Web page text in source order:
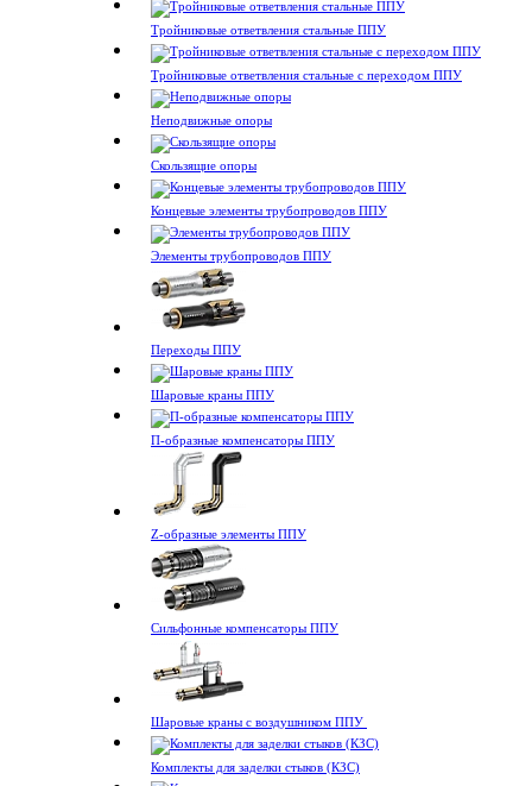
Тройниковые ответвления стальные ППУ
Тройниковые ответвления стальные с переходом ППУ
Неподвижные опоры
Скользящие опоры
Концевые элементы трубопроводов ППУ
Элементы трубопроводов ППУ
Переходы ППУ
Шаровые краны ППУ
П-образные компенсаторы ППУ
Z-образные элементы ППУ
Сильфонные компенсаторы ППУ
Шаровые краны с воздушником ППУ
Комплекты для заделки стыков (КЗС)